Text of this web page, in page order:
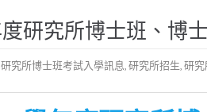
度研究所博士班、博
研究所博士班考試入學訊息,研究所招生,研